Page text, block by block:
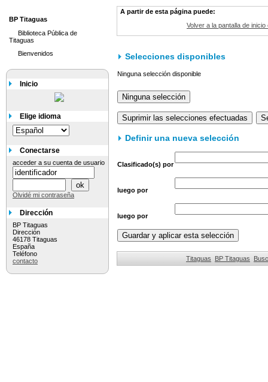
A partir de esta página puede:
Volver a la pantalla de
Selecciones disponibles
Ninguna selección disponible
Definir una nueva selección
Clasificado(s) por
luego por
luego por
Titaguas BP Titaguas
BP Titaguas
Biblioteca Pública de
Titaguas
Bienvenidos
Inicio
Elige idioma
Conectarse
acceder a su cuenta de usuario
Olvidé mi contraseña
Dirección
BP Titaguas
Dirección
46178 Titaguas
España
Teléfono
contacto